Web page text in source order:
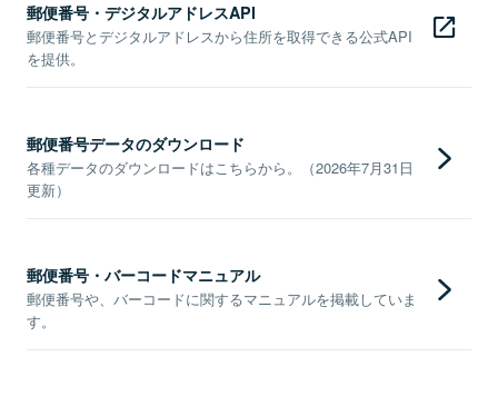
郵便番号・デジタルアドレスAPI
郵便番号とデジタルアドレスから住所を取得できる公式API
を提供。
郵便番号データのダウンロード
各種データのダウンロードはこちらから。（2026年7月31日
更新）
郵便番号・バーコードマニュアル
郵便番号や、バーコードに関するマニュアルを掲載していま
す。